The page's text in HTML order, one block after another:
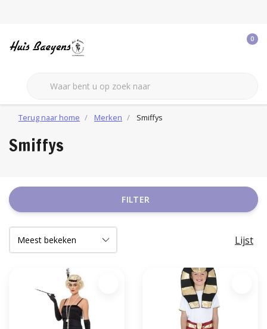
0
Terug naar home Merken Smiffys
Smiffys
FILTER
Lijst